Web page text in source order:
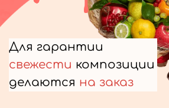
Для гарантии
свежести композиции
делаются на заказ